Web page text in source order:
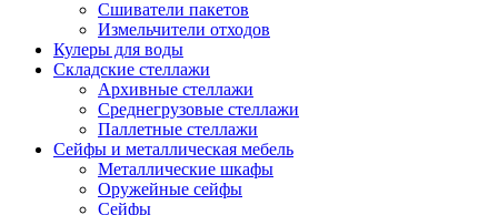
Сшиватели пакетов
Измельчители отходов
Кулеры для воды
Складские стеллажи
Архивные стеллажи
Среднегрузовые стеллажи
Паллетные стеллажи
Сейфы и металлическая мебель
Металлические шкафы
Оружейные сейфы
Сейфы